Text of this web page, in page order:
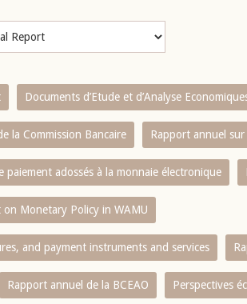
Documents d’Etude et d’Analyse
la Commission Bancaire Rapport annuel
paiement adossés à la monnaie électronique
on Monetary Policy in WAMU
and payment instruments and services
Rapport annuel de la BCEAO Perspectives